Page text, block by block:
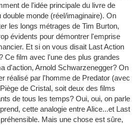
de l'idée principale du livre de
monde (réel/imaginaire). On
les longs métrages de Tim Burton,
évidents pour démontrer l'emprise
Et si on vous disait Last Action
Ce film avec l'une des plus grandes
d'action, Arnold Schwarzenegger? On
réalisé par l'homme de Predator (avec
de Cristal, soit deux des films
de tous les temps? Oui, oui, on parle
cette analogie entre Alice...et Last
Mais une chose est sûre,